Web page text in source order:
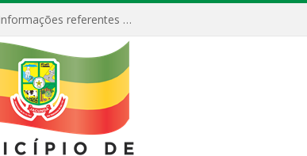
Relatórios Detalhados contendo todas as informações referentes a execução de recursos destinados ao fomento de projetos culturais no Município de Jacundá entre os anos de 2022 ao presente ano de 2026.